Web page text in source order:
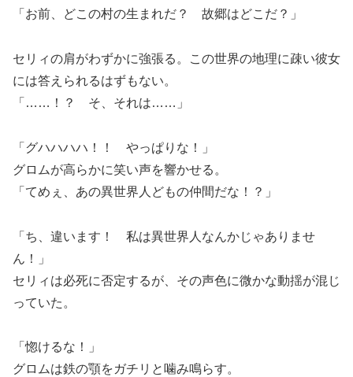
「お前、どこの村の生まれだ？ 故郷はどこだ？」
セリィの肩がわずかに強張る。この世界の地理に疎い彼女
には答えられるはずもない。
「……！？ そ、それは……」
「グハハハハ！！ やっぱりな！」
グロムが高らかに笑い声を響かせる。
「てめぇ、あの異世界人どもの仲間だな！？」
「ち、違います！ 私は異世界人なんかじゃありませ
ん！」
セリィは必死に否定するが、その声色に微かな動揺が混じ
っていた。
「惚けるな！」
グロムは鉄の顎をガチリと噛み鳴らす。